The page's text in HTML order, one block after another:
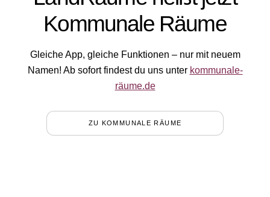
Kommunale Räume
Gleiche App, gleiche Funktionen – nur mit neuem
Namen! Ab sofort findest du uns unter kommunale-
räume.de
ZU KOMMUNALE RÄUME